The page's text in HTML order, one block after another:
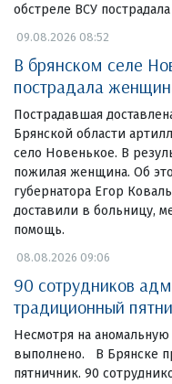
обстреле ВСУ
09.08.2026 08:52
В брянском селе
пострадала
Пострадавшая
Брянской области
село Новенькое. В
пожилая женщина. Об
губернатора Егор
доставили в больницу,
помощь.
08.08.2026 09:06
90 сотрудников
традиционный
Несмотря на
выполнено. В Брянске
пятничник. 90